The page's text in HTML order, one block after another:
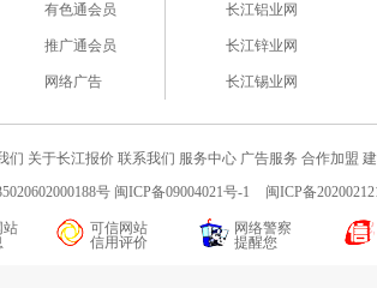
有色通会员
推广通会员
网络广告
长江铝业网
长江锌业网
长江锡业网
们 关于长江报价 联系我们 服务中心 广告服务 合作加盟
号 闽ICP备09004021号-1
闽ICP备
站
可信网站
信用评价
网络警察
提醒您